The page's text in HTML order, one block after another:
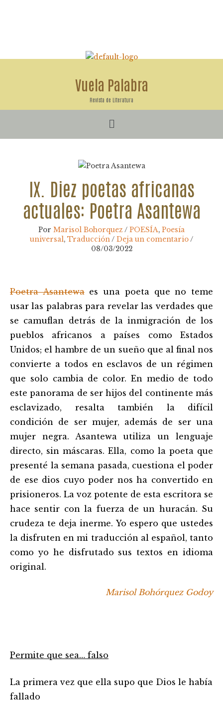
Vuela Palabra
Revista de Literatura
Menú
IX. Diez poetas africanas
actuales: Poetra Asantewa
Por Marisol Bohorquez / POESÍA, Poesía
universal, Traducción/ Deja un comentario/
08/03/2022
Poetra Asantewaes una poeta que no teme
usar las palabras para revelar las verdades que
se camuflan detrás de la inmigración de los
pueblos africanos a países como Estados
Unidos; el hambre de un sueño que al final nos
convierte a todos en esclavos de un régimen
que solo cambia de color. En medio de todo
este panorama de ser hijos del continente más
esclavizado, resalta también la difícil
condición de ser mujer, además de ser una
mujer negra. Asantewa utiliza un lenguaje
directo, sin máscaras. Ella, como la poeta que
presenté la semana pasada, cuestiona el poder
de ese dios cuyo poder nos ha convertido en
prisioneros. La voz potente de esta escritora se
hace sentir con la fuerza de un huracán. Su
crudeza te deja inerme. Yo espero que ustedes
la disfruten en mi traducción al español, tanto
como yo he disfrutado sus textos en idioma
original.
Marisol Bohórquez Godoy
Permite que sea… falso
La primera vez que ella supo que Dios le había
fallado
de
entradas